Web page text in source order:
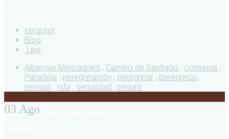
xeral.net
Blog
Like
Albergue Mercadoiro , Camino de Santiago , consejos ,
Paradela , peregrinación , peregrinar , peregrinos ,
riesgos , ruta , seguridad , seguro
03 Ago